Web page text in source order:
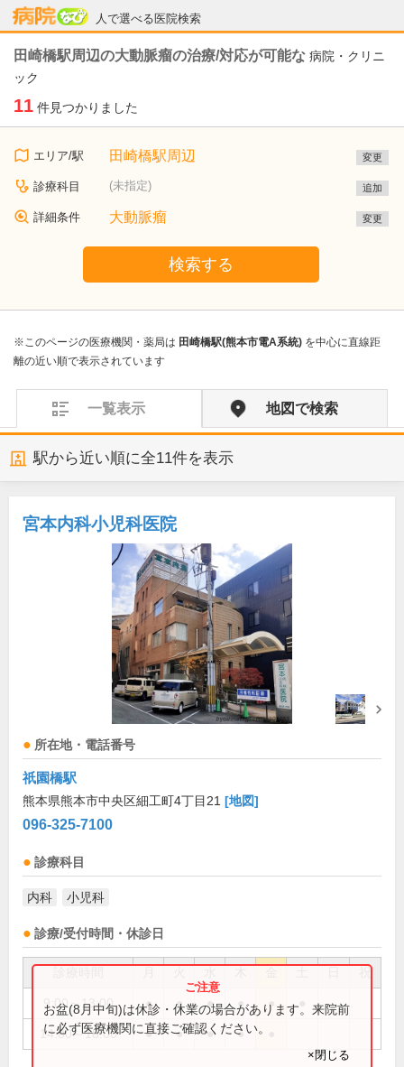
人で選べる医院検索
病院なび
田崎橋駅周辺の大動脈瘤の治療/対応が可能な 病院・クリニ
ック
11 件見つかりました
エリア/駅 田崎橋駅周辺 変更
診療科目 (未指定) 追加
詳細条件 大動脈瘤 変更
検索する
※このページの医療機関・薬局は 田崎橋駅(熊本市電A系統) を中心に直線距
離の近い順で表示されています
一覧表示 地図で検索
駅から近い順に全11件を表示
宮本内科小児科医院
所在地・電話番号
祇園橋駅
熊本県熊本市中央区細工町4丁目21 [地図]
096-325-7100
診療科目
内科 小児科
診療/受付時間・休診日
祝
9:00～13:00 ● ● ● ● ●
14:00～18:00 ● ● ● ●
お盆(8月中旬)は休診・休業の場合があります。来院前
に必ず医療機関に直接ご確認ください。
×閉じる